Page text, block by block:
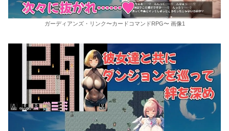
ガーディアンズ・リンク〜カードコマンドRPG〜 画像1